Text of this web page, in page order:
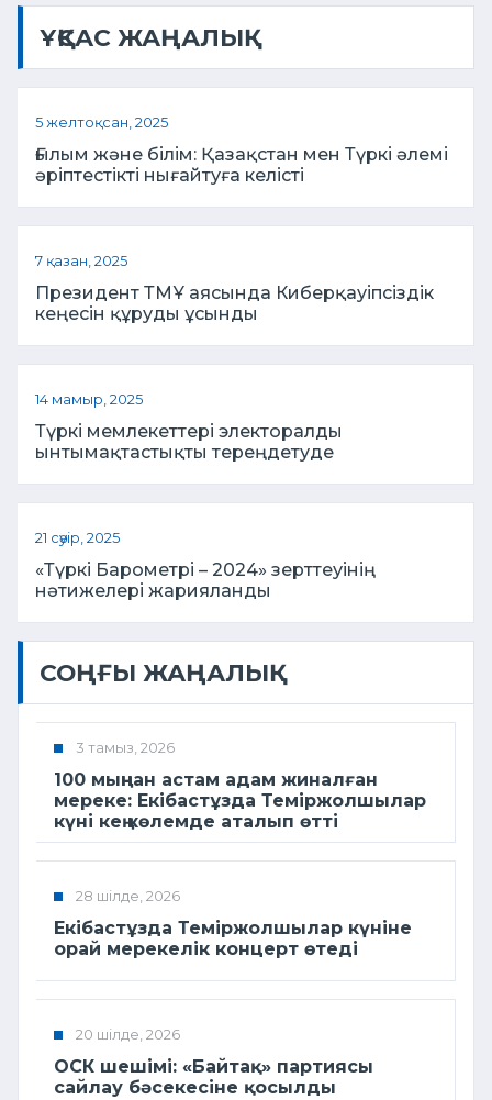
ҰҚСАС ЖАҢАЛЫҚ
5 желтоқсан, 2025
Ғылым және білім: Қазақстан мен Түркі әлемі
әріптестікті нығайтуға келісті
7 қазан, 2025
Президент ТМҰ аясында Киберқауіпсіздік
кеңесін құруды ұсынды
14 мамыр, 2025
Түркі мемлекеттері электоралды
ынтымақтастықты тереңдетуде
21 сәуір, 2025
«Түркі Барометрі – 2024» зерттеуінің
нәтижелері жарияланды
СОҢҒЫ ЖАҢАЛЫҚ
3 тамыз, 2026
100 мыңнан астам адам жиналған
мереке: Екібастұзда Теміржолшылар
күні кең көлемде аталып өтті
28 шілде, 2026
Екібастұзда Теміржолшылар күніне
орай мерекелік концерт өтеді
20 шілде, 2026
ОСК шешімі: «Байтақ» партиясы
сайлау бәсекесіне қосылды